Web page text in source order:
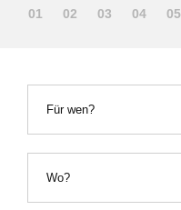
01 02 03 04 05
Für wen?
Wo?